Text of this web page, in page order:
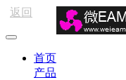
返回
首页
产品